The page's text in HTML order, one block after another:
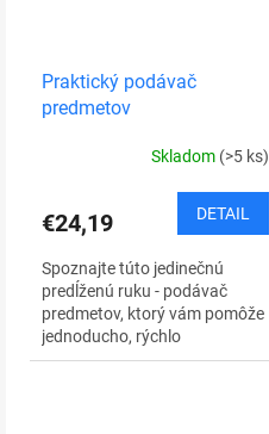
Praktický podávač
predmetov
Skladom (>5 ks)
€24,19 DETAIL
Spoznajte túto jedinečnú
predĺženú ruku - podávač
predmetov, ktorý vám pomôže
jednoducho, rýchlo
a pohodlne zdvihnúť